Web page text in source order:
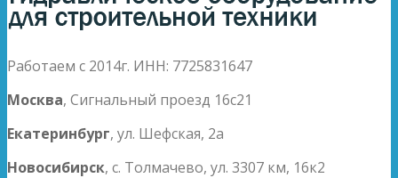
Работаем с 2014г. ИНН: 7725831647
Москва, Сигнальный проезд 16с21
Екатеринбург, ул. Шефская, 2а
Новосибирск, с. Толмачево, ул. 3307 км, 16к2